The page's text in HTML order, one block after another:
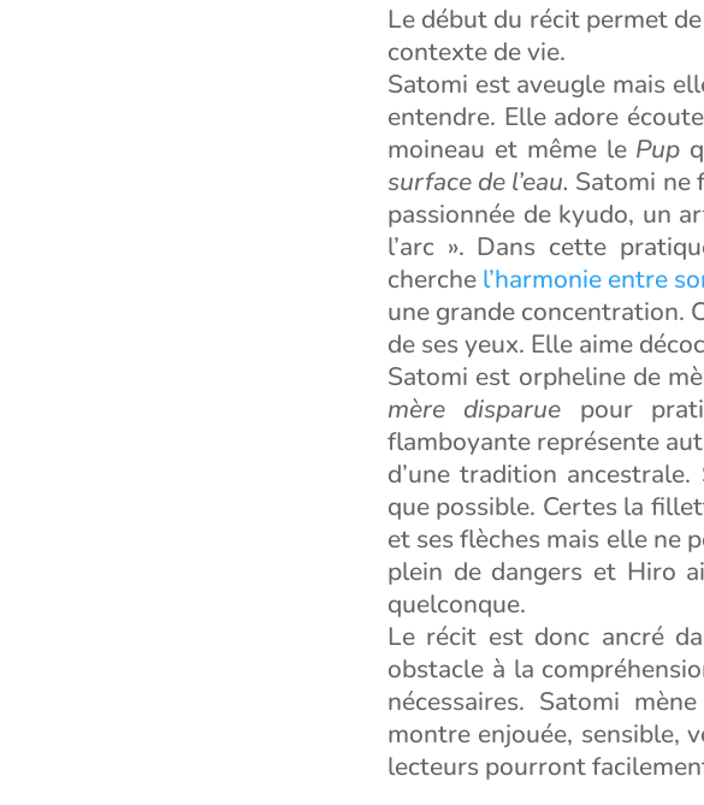
Le début du récit permet
contexte de vie.
Satomi est aveugle mais
entendre. Elle adore
moineau et même le Pup
surface de l’eau. Satomi ne
passionnée de kyudo, un
l’arc ». Dans cette
cherche l’harmonie entre
une grande concentration.
de ses yeux. Elle aime
Satomi est orpheline de
mère disparue pour
flamboyante représente
d’une tradition
que possible. Certes la
et ses flèches mais elle ne
plein de dangers et Hiro
quelconque.
Le récit est donc ancré
obstacle à la
nécessaires. Satomi
montre enjouée, sensible,
lecteurs pourront